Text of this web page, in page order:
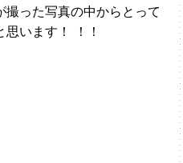
った写真の中からとって
います！ ！！